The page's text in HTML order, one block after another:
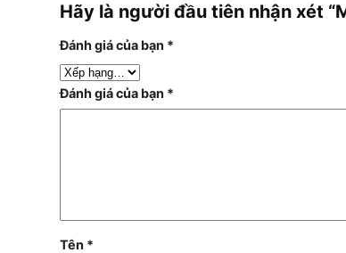
Hãy là người đầu tiên nhận xét
Đánh giá của bạn *
Đánh giá của bạn *
Tên *